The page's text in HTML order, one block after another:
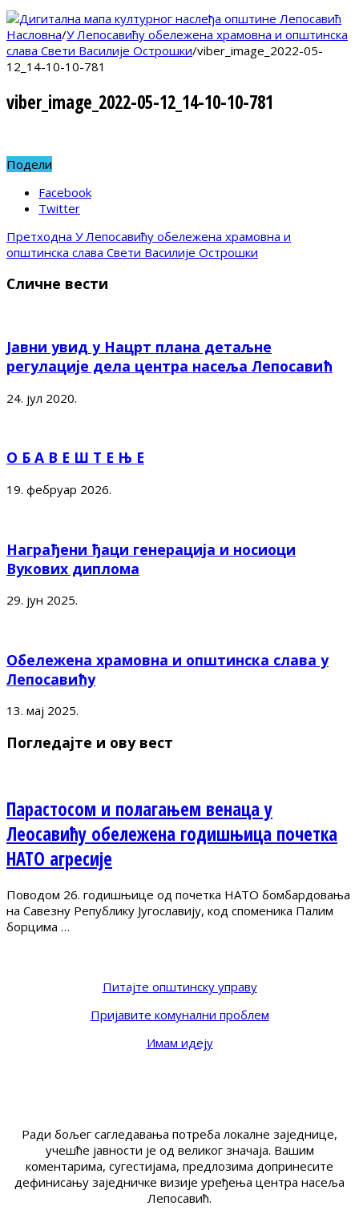
Насловна/У Лепосавићу обележена храмовна и општинска
слава Свети Василије Острошки/viber_image_2022-05-
12_14-10-10-781
viber_image_2022-05-12_14-10-10-781
Подели
Facebook
Twitter
Претходна У Лепосавићу обележена храмовна и
општинска слава Свети Василије Острошки
Сличне вести
Јавни увид у Нацрт плана детаљне
регулације дела центра насеља Лепосавић
24. јул 2020.
О Б А В Е Ш Т Е Њ Е
19. фебруар 2026.
Награђени ђаци генерација и носиоци
Вукових диплома
29. јун 2025.
Обележена храмовна и општинска слава у
Лепосавићу
13. мај 2025.
Погледајте и ову вест
Парастосом и полагањем венаца у
Леосавићу обележена годишњица почетка
НАТО агресије
Поводом 26. годишњице од почетка НАТО бомбардовања
на Савезну Републику Југославију, код споменика Палим
борцима …
Питајте општинску управу
Пријавите комунални проблем
Имам идеју
Ради бољег сагледавања потреба локалне заједнице,
учешће јавности је од великог значаја. Вашим
коментарима, сугестијама, предлозима допринесите
дефинисању заједничке визије уређења центра насеља
Лепосавић.